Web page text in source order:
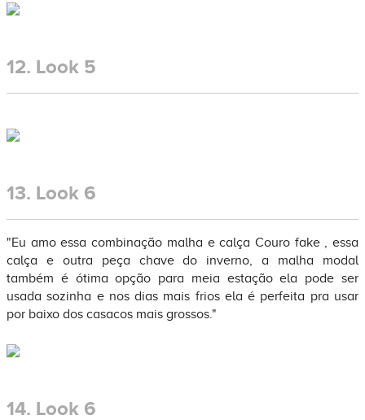
12. Look 5
13. Look 6
"Eu amo essa combinação malha e calça Couro fake , essa
calça e outra peça chave do inverno, a malha modal
também é ótima opção para meia estação ela pode ser
usada sozinha e nos dias mais frios ela é perfeita pra usar
por baixo dos casacos mais grossos."
14. Look 6